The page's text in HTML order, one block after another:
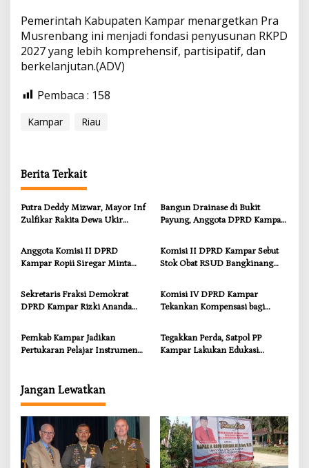
Pemerintah Kabupaten Kampar menargetkan Pra
Musrenbang ini menjadi fondasi penyusunan RKPD
2027 yang lebih komprehensif, partisipatif, dan
berkelanjutan.(ADV)
Pembaca : 158
Kampar Riau
Berita Terkait
Putra Deddy Mizwar, Mayor Inf
Zulfikar Rakita Dewa Ukir
Serikat
Bangun Drainase di Bukit
Payung, Anggota DPRD Kampar
Infrastruktur yang Menyentuh
Kebutuhan Dasar
Anggota Komisi II DPRD
Kampar Ropii Siregar Minta
Ancaman Kekosongan Obat
demi Wujudkan Kampar Dihati
Komisi II DPRD Kampar Sebut
Stok Obat RSUD Bangkinang
Sekretaris Fraksi Demokrat
DPRD Kampar Rizki Ananda
dan Kompensasi untuk Warga
Sungai Tapung
Komisi IV DPRD Kampar
Tekankan Kompensasi bagi
Pemkab Kampar Jadikan
Pertukaran Pelajar Instrumen
Tegakkan Perda, Satpol PP
Kampar Lakukan Edukasi
Jangan Lewatkan